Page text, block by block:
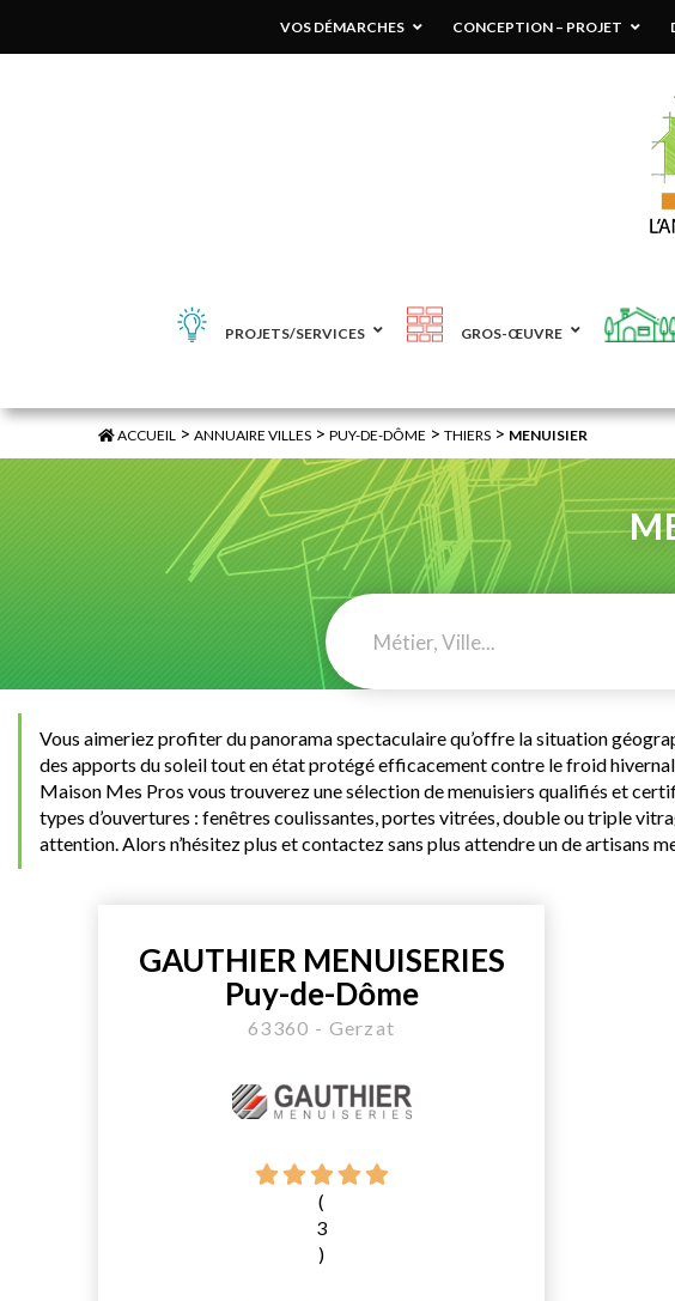
VOS DÉMARCHES CONCEPTION – PROJET
PROJETS/SERVICES GROS-ŒUVRE
ACCUEIL >ANNUAIRE VILLES >PUY-DE-DÔME >THIERS > MENUISIER
Vous aimeriez profiter du panorama spectaculaire qu’offre la situation
des apports du soleil tout en état protégé efficacement contre le froid
Maison Mes Pros vous trouverez une sélection de menuisiers qualifiés et
types d’ouvertures : fenêtres coulissantes, portes vitrées, double ou triple
attention. Alors n’hésitez plus et contactez sans plus attendre un de artisans
GAUTHIER MENUISERIES
Puy-de-Dôme
63360 - Gerzat
(
3
)